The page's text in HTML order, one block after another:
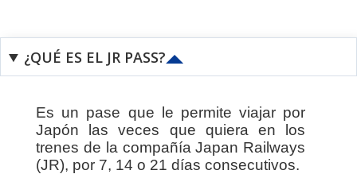
¿QUÉ ES EL JR PASS?
Es un pase que le permite viajar por
Japón las veces que quiera en los
trenes de la compañía Japan Railways
(JR), por 7, 14 o 21 días consecutivos.